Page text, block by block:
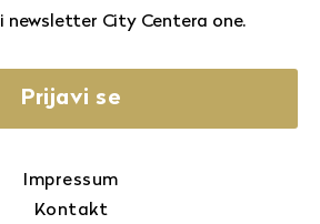
newsletter City Centera one.
Prijavi se
Impressum
Kontakt